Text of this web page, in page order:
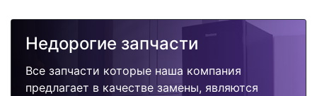
Недорогие запчасти
Все запчасти которые наша компания
предлагает в качестве замены, являются